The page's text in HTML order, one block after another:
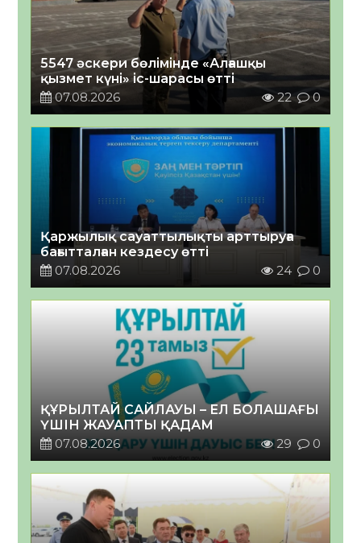
5547 әскери бөлімінде «Алғашқы
қызмет күні» іс-шарасы өтті
07.08.2026
22 0
Қаржылық сауаттылықты арттыруға
бағытталған кездесу өтті
07.08.2026
24 0
ҚҰРЫЛТАЙ САЙЛАУЫ – ЕЛ БОЛАШАҒЫ
ҮШІН ЖАУАПТЫ ҚАДАМ
07.08.2026
29 0